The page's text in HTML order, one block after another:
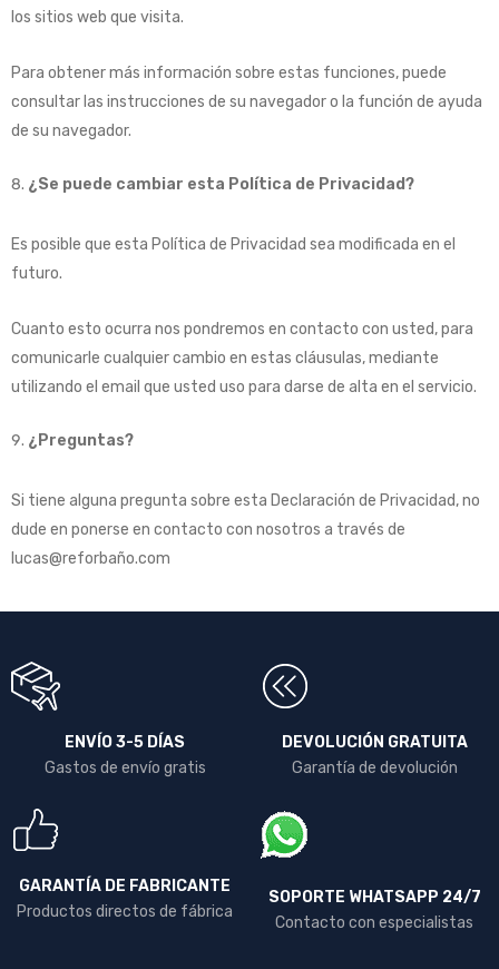
los sitios web que visita.
Para obtener más información sobre estas funciones, puede
consultar las instrucciones de su navegador o la función de ayuda
de su navegador.
¿Se puede cambiar esta Política de Privacidad?
Es posible que esta Política de Privacidad sea modificada en el
futuro.
Cuanto esto ocurra nos pondremos en contacto con usted, para
comunicarle cualquier cambio en estas cláusulas, mediante
utilizando el email que usted uso para darse de alta en el servicio.
¿Preguntas?
Si tiene alguna pregunta sobre esta Declaración de Privacidad, no
dude en ponerse en contacto con nosotros a través de
lucas@reforbaño.com
ENVÍO 3-5 DÍAS
Gastos de envío gratis
DEVOLUCIÓN GRATUITA
Garantía de devolución
GARANTÍA DE FABRICANTE
Productos directos de fábrica
SOPORTE WHATSAPP 24/7
Contacto con especialistas